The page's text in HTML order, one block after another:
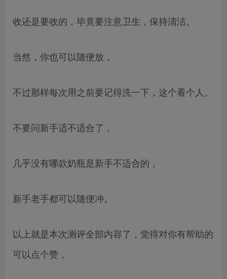
收还是要收的，毕竟要注意卫生，保持清洁。
当然，你也可以随便放，
不过那样每次用之前要记得洗一下，这个看个人。
不要问新手适不适合了，
几乎没有哪款奶瓶是新手不适合的，
新手老手都可以随便冲。
以上就是本次测评全部内容了，觉得对你有帮助的
可以点个赞，